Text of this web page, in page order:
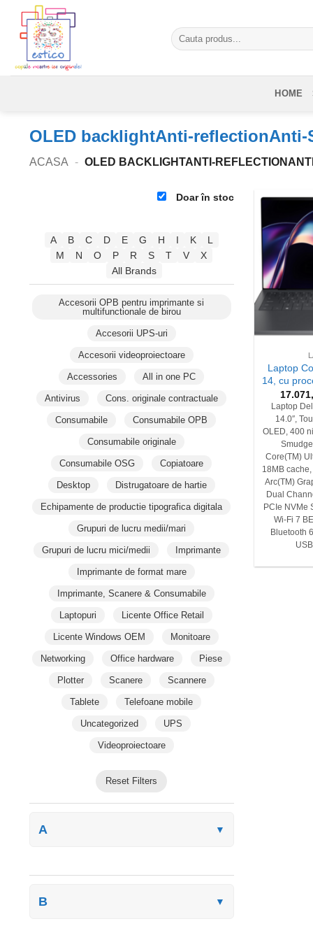
content
Caută
după:
HOME
OLED backlightAnti-reflectionAnti-
ACASA - OLED BACKLIGHTANTI-
Doar în stoc
A B C D E G H I K
L
M
N O P R S T V
X
All Brands
Accesorii OPB pentru imprimante si
multifunctionale de birou
Accesorii UPS-uri
Accesorii videoproiectoare
Accessories All in one PC
Antivirus Cons. originale contractuale
Consumabile Consumabile OPB
Consumabile originale
Consumabile OSG Copiatoare
Desktop Distrugatoare de hartie
Echipamente de productie tipografica digitala
Grupuri de lucru medii/mari
Grupuri de lucru mici/medii Imprimante
Imprimante de format mare
Imprimante, Scanere & Consumabile
Laptopuri Licente Office Retail
Licente Windows OEM Monitoare
Networking Office hardware Piese
Plotter Scanere Scannere
Tablete Telefoane mobile
Uncategorized UPS
Videoproiectoare
Reset Filters
A ▼
B ▼
+
Laptop
14, cu
Laptop
14.0″,
OLED, 400
Core(TM)
18MB
Arc(TM)
Dual
PCIe NVMe
Wi-Fi 7
Bluetooth